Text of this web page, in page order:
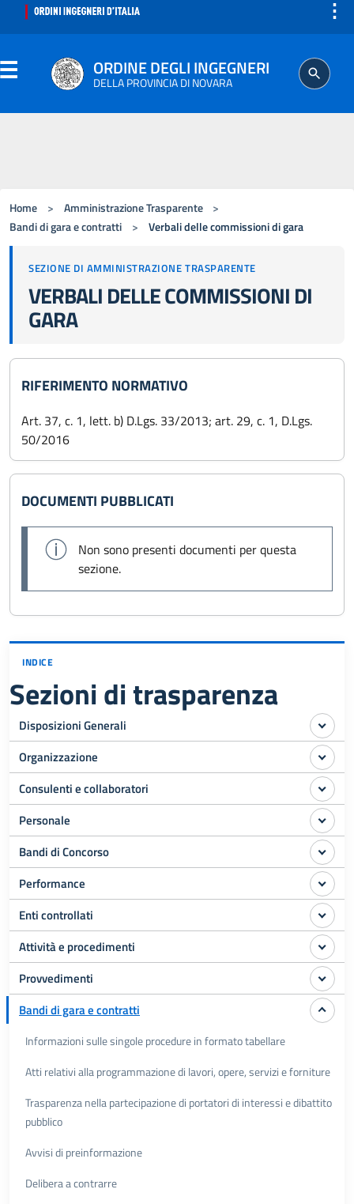
⋮
ORDINE DEGLI INGEGNERI
DELLA PROVINCIA DI NOVARA
ISCRITTO
PROFESSIONE
AGGIORNAMENTO PROFESSIONALE
Home > Amministrazione Trasparente
>
Bandi di gara e contratti
> Verbali delle commissioni di gara
SEZIONE DI AMMINISTRAZIONE TRASPARENTE
VERBALI DELLE COMMISSIONI DI
GARA
RIFERIMENTO NORMATIVO
Art. 37, c. 1, lett. b) D.Lgs. 33/2013; art. 29, c. 1, D.Lgs.
50/2016
DOCUMENTI PUBBLICATI
Non sono presenti documenti per questa
sezione.
INDICE
Sezioni di trasparenza
Disposizioni Generali
Organizzazione
Consulenti e collaboratori
Personale
Bandi di Concorso
Performance
Enti controllati
Attività e procedimenti
Provvedimenti
Bandi di gara e contratti
Informazioni sulle singole procedure in formato tabellare
Atti relativi alla programmazione di lavori, opere, servizi e forniture
Trasparenza nella partecipazione di portatori di interessi e dibattito
pubblico
Avvisi di preinformazione
Delibera a contrarre